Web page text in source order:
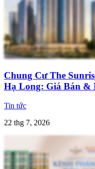
Chung Cư The
Hạ Long: Giá Bán &
Tin tức
22 thg 7, 2026